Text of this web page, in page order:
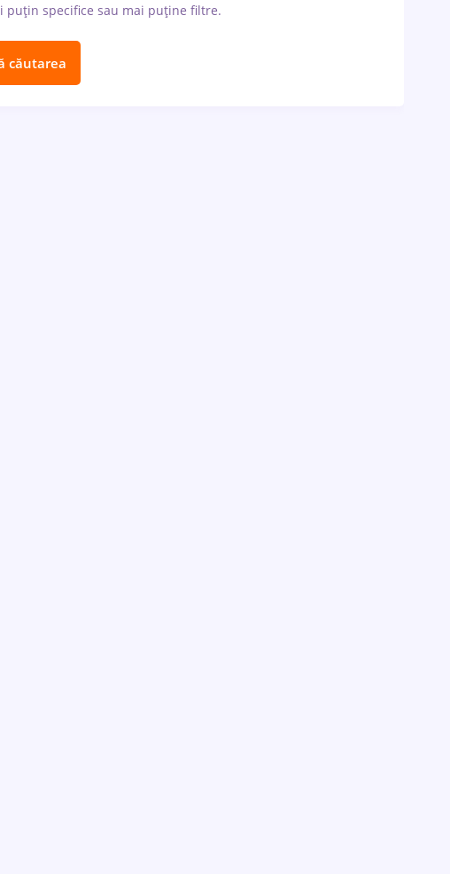
specifice sau mai puține filtre.
căutarea